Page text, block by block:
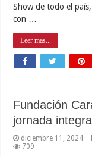
Show de todo el
con …
Leer mas...
Fundación
jornada
diciembre 11, 2024
709